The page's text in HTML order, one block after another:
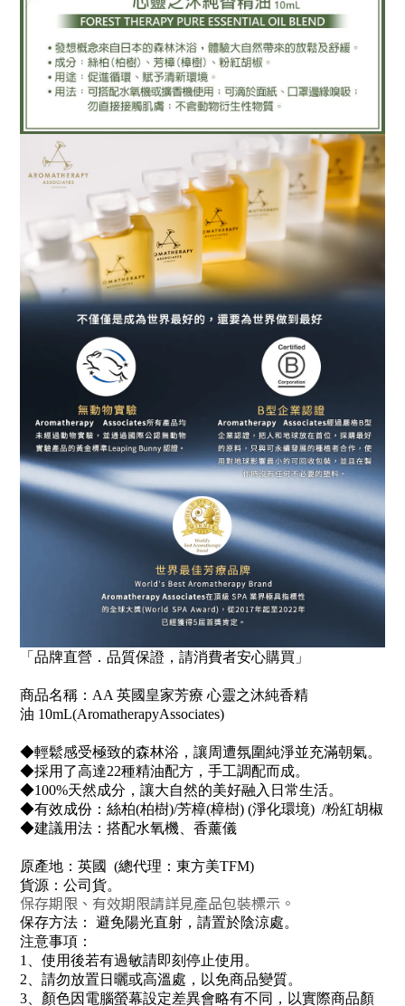
「品牌直營．品質保證，請消費者安心購買」
商品名稱： AA 英國皇家芳療 心靈之沐純香精
油 10mL(AromatherapyAssociates)
◆輕鬆感受極致的森林浴，讓周遭氛圍純淨並充滿朝氣。
◆採用了高達22種精油配方，手工調配而成。
◆100%天然成分，讓大自然的美好融入日常生活。
◆有效成份：絲柏(柏樹)/芳樟(樟樹) (淨化環境) /粉紅胡椒
◆建議用法：搭配水氧機、香薰儀
原產地： 英國 (總代理：東方美TFM)
貨源：公司貨。
保存期限、有效期限請詳見產品包裝標示。
保存方法： 避免陽光直射，請置於陰涼處。
注意事項：
1
、使用後若有過敏請即刻停止使用。
2 、請勿放置日曬或高溫處，以免商品變質。
3 、顏色因電腦螢幕設定差異會略有不同，以實際商品顏